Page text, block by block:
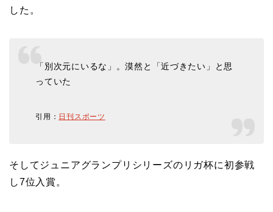
した。
「別次元にいるな」。漠然と「近づきたい」と思
っていた
引用： 日刊スポーツ
そしてジュニアグランプリシリーズのリガ杯に初参戦
し7位入賞。